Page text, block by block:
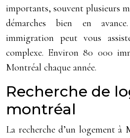
importants, souvent plusieurs
démarches bien en
immigration peut vous
complexe. Environ 80 000
Montréal chaque année.
Recherche de
montréal
La recherche d’un logement à